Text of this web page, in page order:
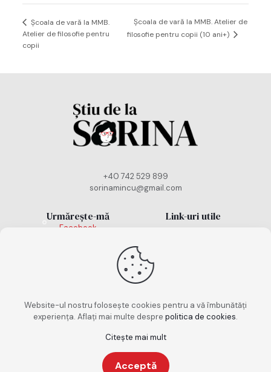
Școala de vară la MMB.
Atelier de filosofie pentru
copii
Școala de vară la MMB. Atelier de
filosofie pentru copii (10 ani+)
+40 742 529 899
sorinamincu@gmail.com
Urmărește-mă
Facebook
Link-uri utile
Copyright 2026. Toate drepturile rezervate. Design
realizat dekeepscrolling.ro
Website-ul nostru folosește cookies pentru a vă îmbunătăți
experiența. Aflați mai multe despre politica de cookies.
Citește mai mult
Acceptă